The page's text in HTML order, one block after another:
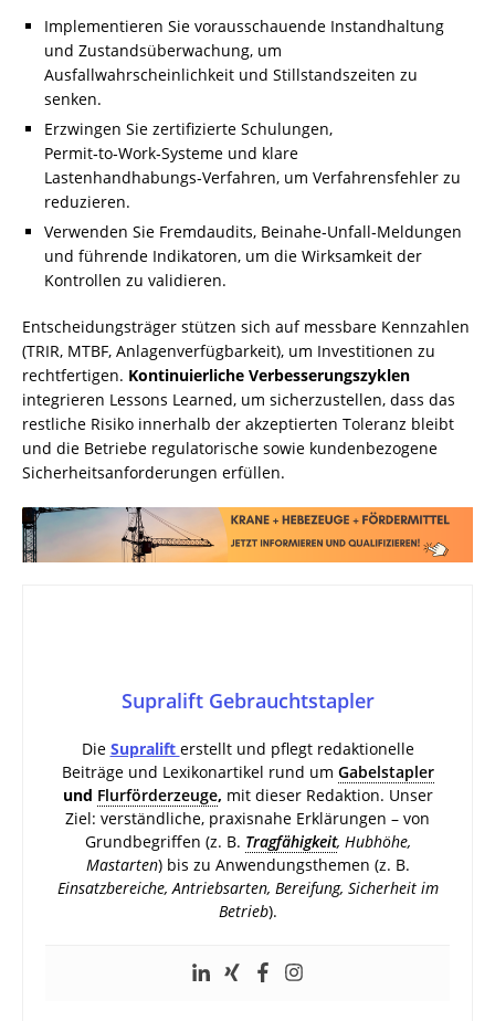
Implementieren Sie vorausschauende Instandhaltung
und Zustandsüberwachung, um
Ausfallwahrscheinlichkeit und Stillstandszeiten zu
senken.
Erzwingen Sie zertifizierte Schulungen,
Permit‑to‑Work‑Systeme und klare
Lastenhandhabungs‑Verfahren, um Verfahrensfehler zu
reduzieren.
Verwenden Sie Fremdaudits, Beinahe‑Unfall‑Meldungen
und führende Indikatoren, um die Wirksamkeit der
Kontrollen zu validieren.
Entscheidungsträger stützen sich auf messbare Kennzahlen
(TRIR, MTBF, Anlagenverfügbarkeit), um Investitionen zu
rechtfertigen. Kontinuierliche Verbesserungszyklen
integrieren Lessons Learned, um sicherzustellen, dass das
restliche Risiko innerhalb der akzeptierten Toleranz bleibt
und die Betriebe regulatorische sowie kundenbezogene
Sicherheitsanforderungen erfüllen.
Supralift Gebrauchtstapler
Die Supralift erstellt und pflegt redaktionelle
Beiträge und Lexikonartikel rund um Gabelstapler
und Flurförderzeuge, mit dieser Redaktion. Unser
Ziel: verständliche, praxisnahe Erklärungen – von
Grundbegriffen (z. B. Tragfähigkeit, Hubhöhe,
Mastarten) bis zu Anwendungsthemen (z. B.
Einsatzbereiche, Antriebsarten, Bereifung, Sicherheit im
Betrieb).